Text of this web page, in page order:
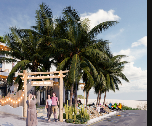
TRANG CHỦ
VỀ CHÚNG TÔI
THIẾT KẾ KIẾN TRÚC
THI CÔNG XÂY DỰNG